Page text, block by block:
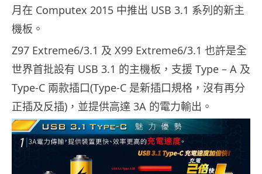
月在 Computex 2015 中推出 USB 3.1 系列的新主
機板。
Z97 Extreme6/3.1 及 X99 Extreme6/3.1 也許是全
世界首批設有 USB 3.1 的主機板，支援 Type – A 及
Type-C 兩款插口(Type-C 是新插口規格，沒有再分
正插及反插)，並提供高達 3A 的電力輸出。